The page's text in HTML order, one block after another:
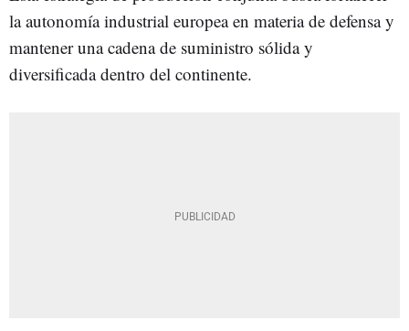
la autonomía industrial europea en materia de defensa y
mantener una cadena de suministro sólida y
diversificada dentro del continente.